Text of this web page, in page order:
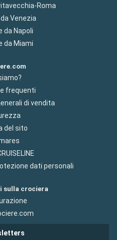
Roma
Venezia
da Napoli
da Miami
frequenti
di vendita
del sito
dati personali
sulla crociera